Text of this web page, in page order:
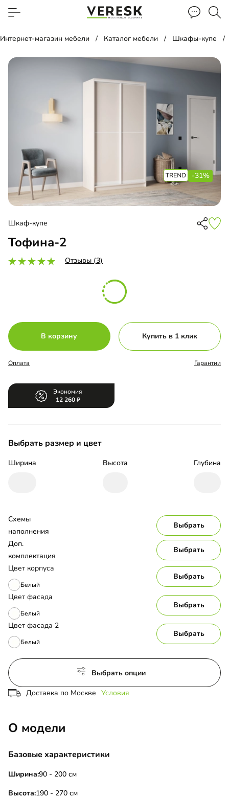
Интернет-магазин мебели Каталог мебели Шкафы-купе
-31%
Шкаф-купе
Тофина-2
Отзывы (3)
В корзину Купить в 1 клик
Оплата Гарантии
Экономия
12 260
Выбрать размер и цвет
Ширина Высота Глубина
Цвет корпуса
Белый
Выбрать
Цвет фасада
Белый
Выбрать
Цвет фасада 2
Белый
Выбрать
Схемы
наполнения
Выбрать
Доп.
комплектация
Выбрать
Выбрать опции
Доставка по Москве Условия
О модели
Базовые характеристики
Ширина:90 - 200 см
Высота:190 - 270 см